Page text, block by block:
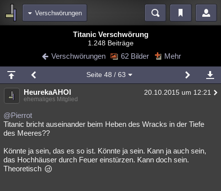
Verschwörungen
Blogs Videos
Chat Wiki Neuigkeiten
meine Rubriken
Menschen Wissenschaft Mystery Kriminalfälle
Spiritualität
Natur Umfragen
weitere Rubriken
Philosophie Träume Orte Esoterik Literatur
Titanic Verschwörung
1.248 Beiträge
Verschwörungen 62 Bilder Mehr
Seite 48 / 63
HeurekaAHOI 20.10.2015 um 12:21
ehemaliges Mitglied
@Pierrot
Titanic bricht auseinander beim Heben des Wracks in der Tiefe
des Meeres??
Könnte ja sein, das es so ist. Könnte ja sein. Kann ja auch sein,
das Hochhäuser durch Feuer einstürzen. Kann doch sein.
Theoretisch